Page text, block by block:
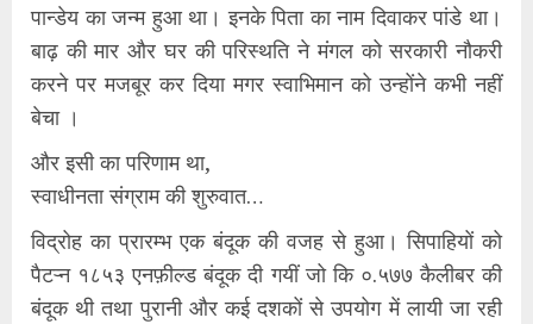
पान्डेय का जन्म हुआ था। इनके पिता का नाम दिवाकर पांडे था।
बाढ़ की मार और घर की परिस्थति ने मंगल को सरकारी नौकरी
करने पर मजबूर कर दिया मगर स्वाभिमान को उन्होंने कभी नहीं
बेचा ।
और इसी का परिणाम था,
स्वाधीनता संग्राम की शुरुवात…
विद्रोह का प्रारम्भ एक बंदूक की वजह से हुआ। सिपाहियों को
पैटऱ्न १८५३ एनफ़ील्ड बंदूक दी गयीं जो कि ०.५७७ कैलीबर की
बंदूक थी तथा पुरानी और कई दशकों से उपयोग में लायी जा रही